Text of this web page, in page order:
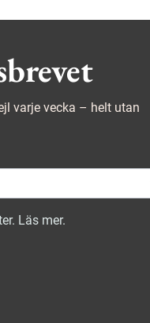
söder om
varje vecka – helt utan
Läs mer.